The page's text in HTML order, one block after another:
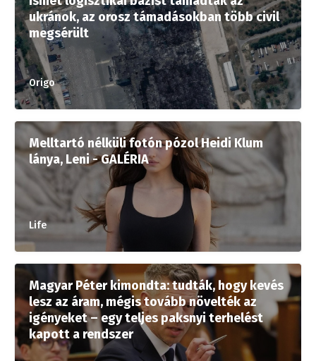
ukránok, az orosz támadásokban több civil
megsérült
Origo
Melltartó nélküli fotón pózol Heidi Klum
lánya, Leni - GALÉRIA
Life
Magyar Péter kimondta: tudták, hogy kevés
lesz az áram, mégis tovább növelték az
igényeket – egy teljes paksnyi terhelést
kapott a rendszer